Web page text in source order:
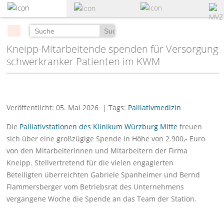
zum
Hauptinhalt
Suchen
Kneipp-Mitarbeitende spenden für Versorgung
schwerkranker Patienten im KWM
Veröffentlicht: 05. Mai 2026 | Tags: Palliativmedizin
Die Palliativstationen des Klinikum Würzburg Mitte freuen
sich über eine großzügige Spende in Höhe von 2.900,- Euro
von den Mitarbeiterinnen und Mitarbeitern der Firma
Kneipp. Stellvertretend für die vielen engagierten
Beteiligten überreichten Gabriele Spanheimer und Bernd
Flammersberger vom Betriebsrat des Unternehmens
vergangene Woche die Spende an das Team der Station.